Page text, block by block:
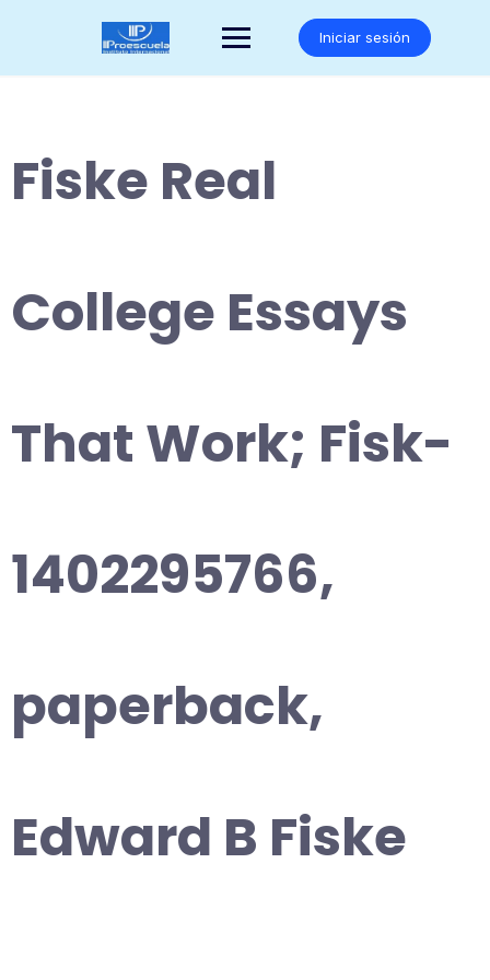
Iniciar sesión
Fiske Real
College Essays
That Work; Fisk-
1402295766,
paperback,
Edward B Fiske